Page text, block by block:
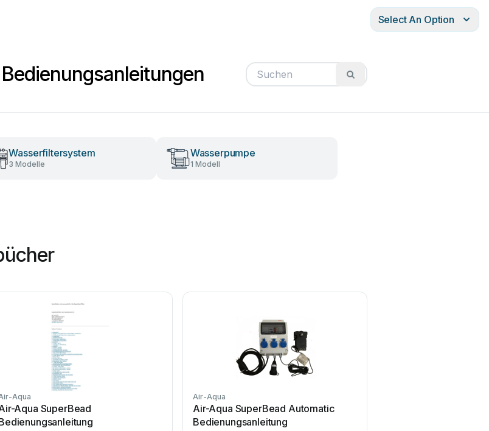
Select An Option
Wasserfiltersystem
3 Modelle
Wasserpumpe
1 Modell
Aqua
Aqua SuperBead
Air-Aqua
Air-Aqua SuperBead Automatic
Bedienungsanleitung